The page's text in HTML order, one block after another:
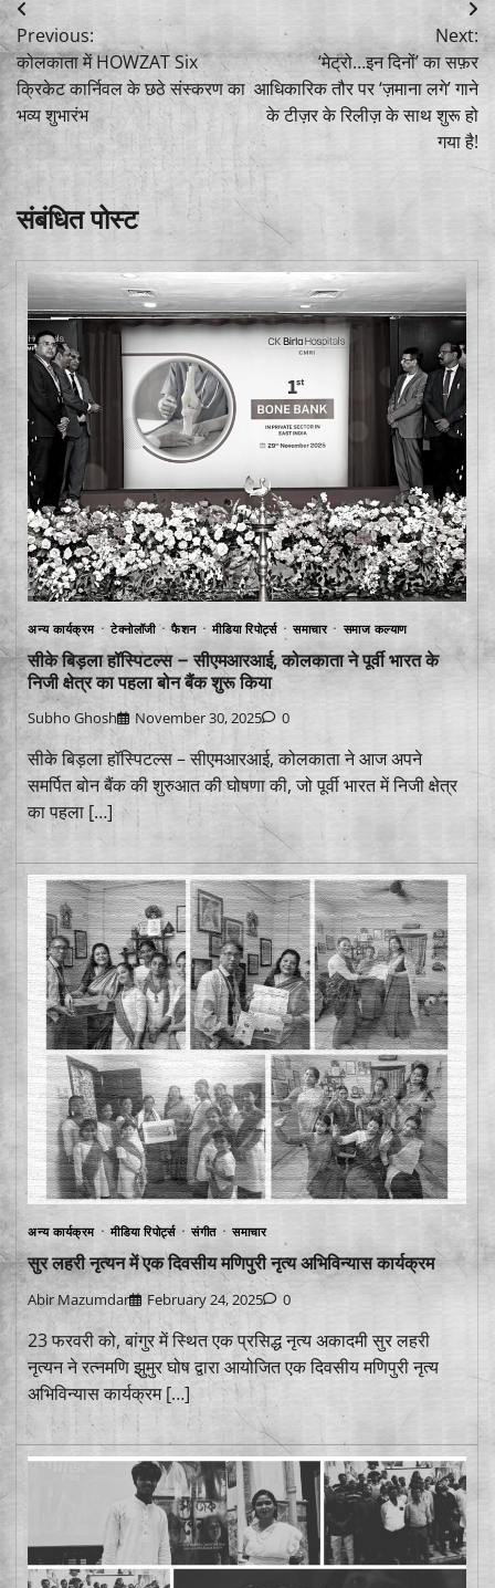
Post
navigation
Previous:
कोलकाता में HOWZAT Six
क्रिकेट कार्निवल के छठे संस्करण का
भव्य शुभारंभ
Next:
‘मेट्रो…इन दिनों’ का सफ़र
आधिकारिक तौर पर ‘ज़माना लगे’ गाने
के टीज़र के रिलीज़ के साथ शुरू हो
गया है!
संबंधित पोस्ट
अन्य कार्यक्रम टेक्नोलॉजी फैशन मीडिया रिपोर्ट्स समाचार समाज कल्याण
सीके बिड़ला हॉस्पिटल्स – सीएमआरआई, कोलकाता ने पूर्वी भारत के
निजी क्षेत्र का पहला बोन बैंक शुरू किया
Subho Ghosh November 30, 2025 0
सीके बिड़ला हॉस्पिटल्स – सीएमआरआई, कोलकाता ने आज अपने
समर्पित बोन बैंक की शुरुआत की घोषणा की, जो पूर्वी भारत में निजी क्षेत्र
का पहला […]
अन्य कार्यक्रम मीडिया रिपोर्ट्स संगीत समाचार
सुर लहरी नृत्यन में एक दिवसीय मणिपुरी नृत्य अभिविन्यास कार्यक्रम
Abir Mazumdar February 24, 2025 0
23 फरवरी को, बांगुर में स्थित एक प्रसिद्ध नृत्य अकादमी सुर लहरी
नृत्यन ने रत्नमणि झुमुर घोष द्वारा आयोजित एक दिवसीय मणिपुरी नृत्य
अभिविन्यास कार्यक्रम […]